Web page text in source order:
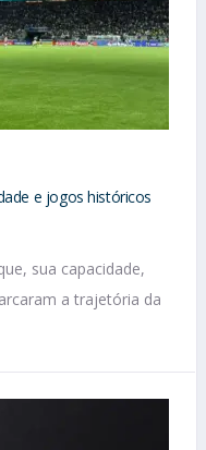
e jogos históricos
sua capacidade,
a trajetória da